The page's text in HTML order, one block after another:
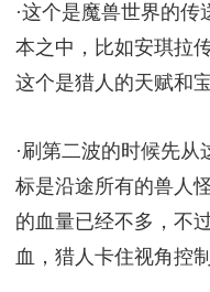
·这个是魔兽世界的
本之中，比如安琪拉
这个是猎人的天赋和
·刷第二波的时候先从
标是沿途所有的兽人
的血量已经不多，不
血，猎人卡住视角控